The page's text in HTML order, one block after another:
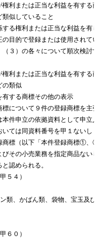
利または正当な利益を有する
似していること
る権利または正当な利益を有
目的で登録または使用されて
３）の各々について順次検討
利または正当な利益を有する
類似
する商標その他の表示
ついて９件の登録商標を主
件申立の依拠資料として申立
ては同資料番号を甲１ないし
標（以下「本件登録商標①、
その小売業務を指定商品ない
認められる。
４）
かばん類、袋物、宝玉及び
０）